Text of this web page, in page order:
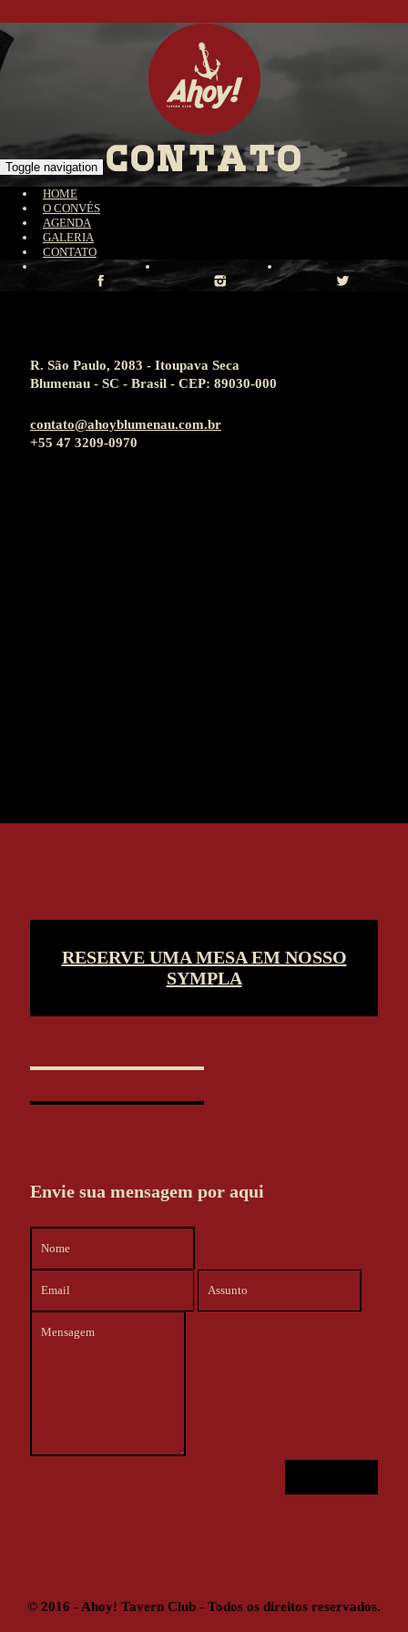
Toggle navigation
HOME
O CONVÉS
AGENDA
GALERIA
CONTATO
R. São Paulo, 2083 - Itoupava Seca
Blumenau - SC - Brasil - CEP: 89030-000
contato@ahoyblumenau.com.br
+55 47 3209-0970
RESERVE UMA MESA EM NOSSO
SYMPLA
Envie sua mensagem por aqui
© 2016 - Ahoy! Tavern Club - Todos os direitos reservados.